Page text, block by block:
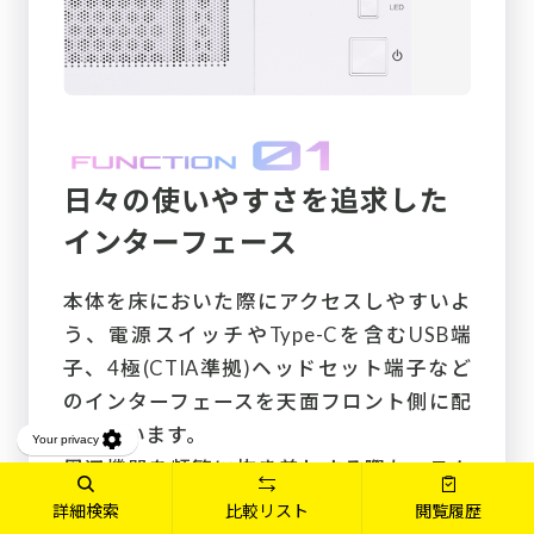
日々の使いやすさを追求した
インターフェース
本体を床においた際にアクセスしやすいよ
う、電源スイッチやType-Cを含むUSB端
子、4極(CTIA準拠)ヘッドセット端子など
のインターフェースを天面フロント側に配
置しています。
周辺機器を頻繁に抜き差しする際も、スム
ーズに操作することができます。
詳細検索 比較リスト 閲覧履歴